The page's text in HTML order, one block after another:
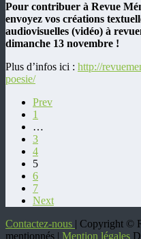
Pour contribuer à Revue
envoyez vos créations
audiovisuelles (vidéo) à
dimanche 13 novembre !
Plus d’infos ici : http://
poesie/
Prev
1
…
3
4
5
6
7
Next
Contactez-nous | Copyright ©
mentionnés | Mention légales